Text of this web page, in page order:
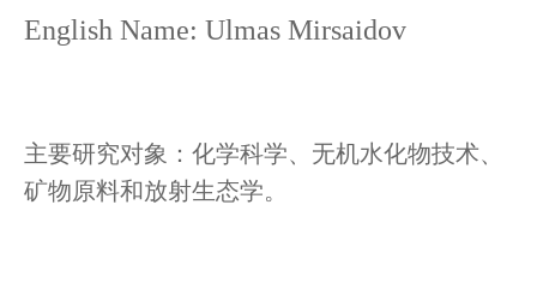
English Name: Ulmas Mirsaidov
主要研究对象 ：化学科学、无机水化物技术、
矿物原料和放射生态学。